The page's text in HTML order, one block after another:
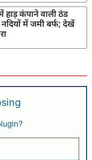
हाड़ कंपाने वाली ठंड
में जमी बर्फ; देखें